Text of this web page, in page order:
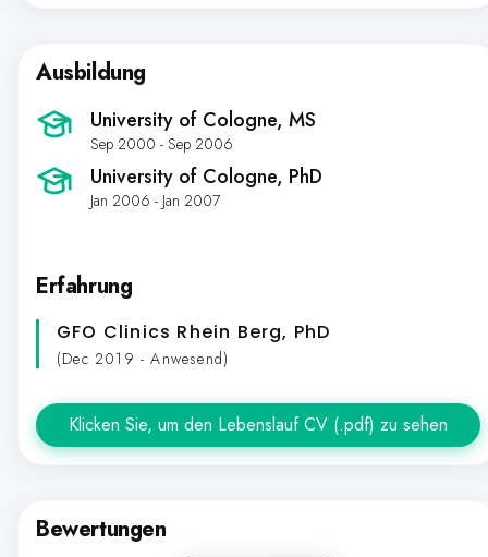
Ausbildung
University of Cologne, MS
Sep 2000 - Sep 2006
University of Cologne, PhD
Jan 2006 - Jan 2007
Erfahrung
GFO Clinics Rhein Berg, PhD
(Dec 2019 - Anwesend)
Klicken Sie, um den Lebenslauf CV (.pdf) zu sehen
Bewertungen